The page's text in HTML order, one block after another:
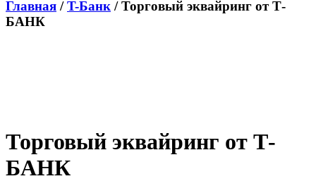
Главная /T-Банк / Торговый эквайринг от Т-
БАНК
Торговый эквайринг от Т-
БАНК